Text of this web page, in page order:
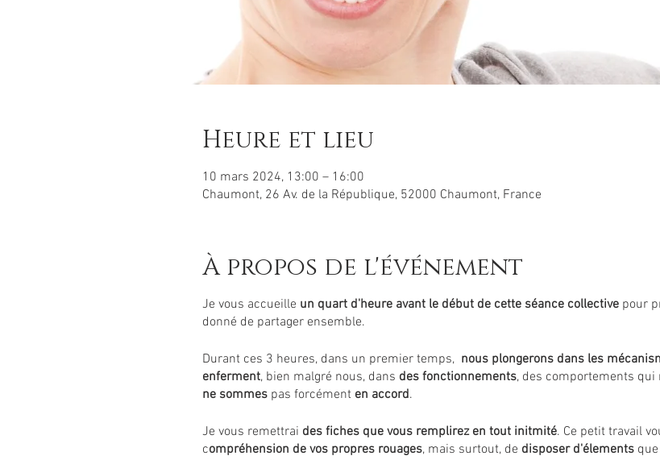
Heure et lieu
10 mars 2024, 13:00 – 16:00
Chaumont, 26 Av. de la République, 52000 Chaumont, France
À propos de l'événement
Je vous accueille un quart d'heure avant le début de cette séance collective pour
donné de partager ensemble.
Durant ces 3 heures, dans un premier temps, nous plongerons dans les
enferment, bien malgré nous, dans des fonctionnements, des comportements qui
ne sommespas forcément en accord.
Je vous remettrai des fiches que vous remplirez en tout initmité. Ce petit travail
compréhension de vos propres rouages, mais surtout, de disposer d'élementsque